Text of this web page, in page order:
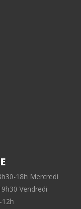
18h Mercredi
Vendredi